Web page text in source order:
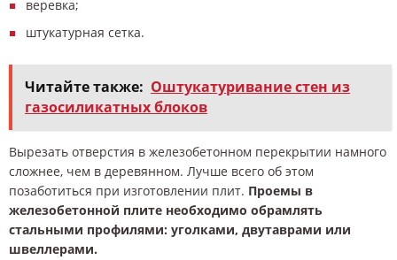
веревка;
штукатурная сетка.
Читайте также: Оштукатуривание стен из
газосиликатных блоков
Вырезать отверстия в железобетонном перекрытии намного
сложнее, чем в деревянном. Лучше всего об этом
позаботиться при изготовлении плит. Проемы в
железобетонной плите необходимо обрамлять
стальными профилями: уголками, двутаврами или
швеллерами.